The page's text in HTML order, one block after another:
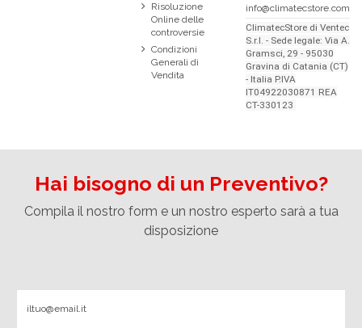
Risoluzione
Online delle
controversie
Condizioni
Generali di
Vendita
info@climatecstore.com
ClimatecStore di Ventec
S.r.l. - Sede legale: Via A.
Gramsci, 29 - 95030
Gravina di Catania (CT)
- Italia P.IVA
IT04922030871 REA
CT-330123
Hai bisogno di un Preventivo?
Compila il nostro form e un nostro esperto sarà a tua
disposizione